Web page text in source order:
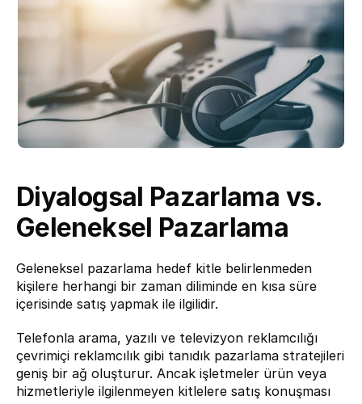
Diyalogsal Pazarlama vs.
Geleneksel Pazarlama
Geleneksel pazarlama hedef kitle belirlenmeden
kişilere herhangi bir zaman diliminde en kısa süre
içerisinde satış yapmak ile ilgilidir.
Telefonla arama, yazılı ve televizyon reklamcılığı
çevrimiçi reklamcılık gibi tanıdık pazarlama stratejileri
geniş bir ağ oluşturur. Ancak işletmeler ürün veya
hizmetleriyle ilgilenmeyen kitlelere satış konuşması